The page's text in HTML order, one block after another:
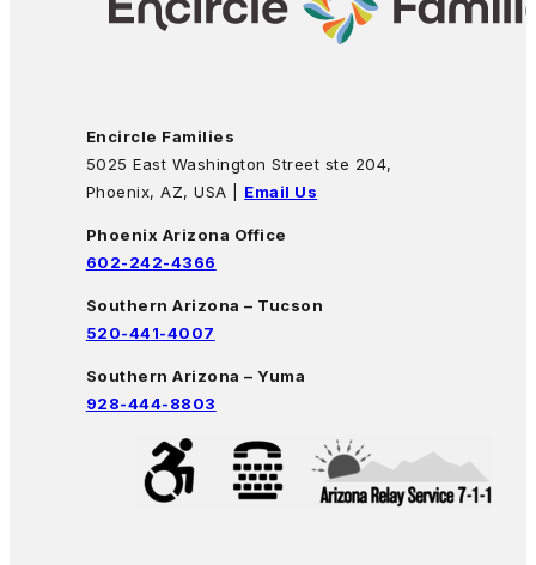
Encircle Families
5025 East Washington Street ste 204,
Phoenix, AZ, USA | Email Us
Phoenix Arizona Office
602-242-4366
Southern Arizona – Tucson
520-441-4007
Southern Arizona – Yuma
928-444-8803